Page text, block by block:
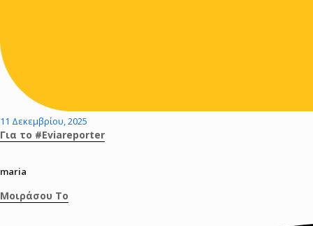
11 Δεκεμβρίου, 2025
Για το #Eviareporter
maria
Μοιράσου Το